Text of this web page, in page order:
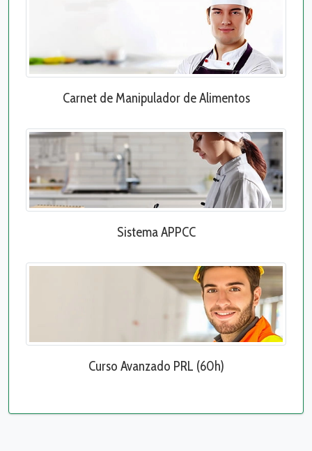
Carnet de Manipulador de Alimentos
Sistema APPCC
Curso Avanzado PRL (60h)